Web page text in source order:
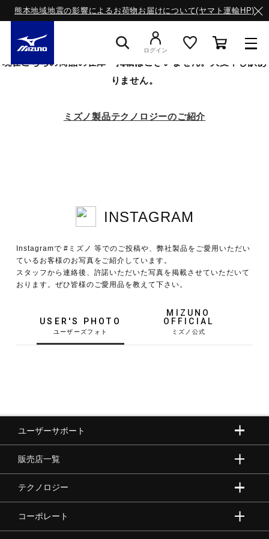
熊本地域地震の影響によるお荷物お届けについて(ヤマト運輸HP)
サッカー／フットサル
トレーニング
ゴルフ
バレーボール
バドミントン
ログイン
現在こちらの商品の在庫・掲載はございません。大変申し訳あ
りません。
ミズノ製品テクノロジーのご紹介
INSTAGRAM
Instagramで #ミズノ 等でのご投稿や、弊社製品をご愛用いただい
ているお客様のお写真をご紹介しています。
スタッフから連絡後、許諾いただいた写真を掲載させていただいて
おります。ぜひ皆様のご愛用品を教えて下さい。
USER'S PHOTO
MIZUNO
OFFICIAL
ユーザーサポート
販売店一覧
テクノロジー
コーポレート